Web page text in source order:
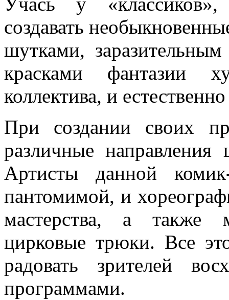
создавать
шутками,
красками фантазии
коллектива, и
При создании своих
различные направления
Артисты данной
пантомимой, и
мастерства, а также
цирковые трюки. Все
радовать зрителей
программами.